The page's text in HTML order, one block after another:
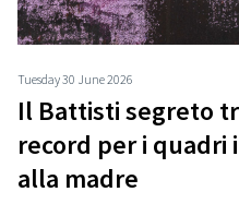
Tuesday 30 June 2026
Il Battisti segreto
record per i
alla madre